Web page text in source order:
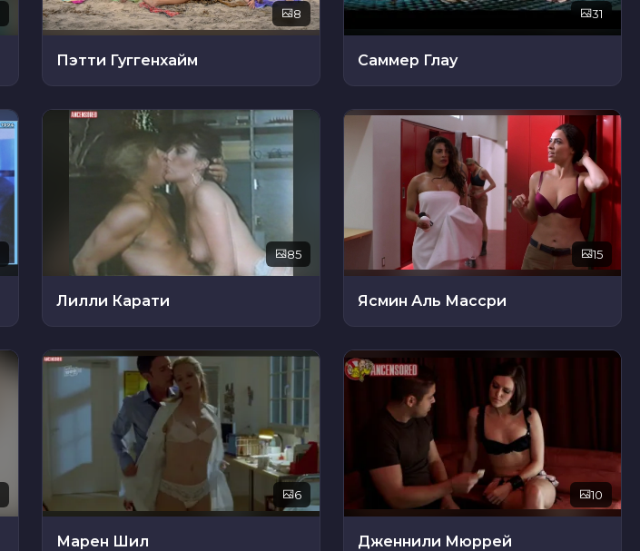
8
Пэтти Гуггенхайм
31
Саммер Глау
85
Лилли Карати
15
Ясмин Аль Массри
6
Марен Шил
10
Дженнили Мюррей